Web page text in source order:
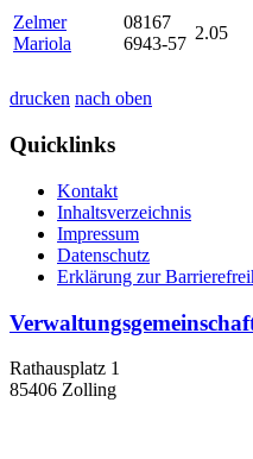
Zelmer
Mariola
08167
6943-57
2.05
drucken nach oben
Quicklinks
Kontakt
Inhaltsverzeichnis
Impressum
Datenschutz
Erklärung zur
Rathausplatz 1
85406 Zolling